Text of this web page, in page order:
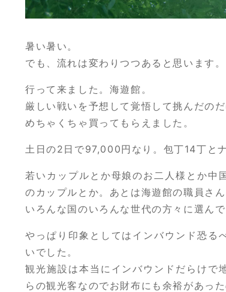
暑い暑い。
でも、流れは変わりつつあると思います。
行って来ました。海遊館。
厳しい戦いを予想して覚悟して挑んだのだ
めちゃくちゃ買ってもらえました。
土日の2日で97,000円なり。包丁14丁と
若いカップルとか母娘のお二人様とか中
のカップルとか。あとは海遊館の職員さん
いろんな国のいろんな世代の方々に選んで
やっぱり印象としてはインバウンド恐る
いでした。
観光施設は本当にインバウンドだらけで
らの観光客なのでお財布にも余裕があっ